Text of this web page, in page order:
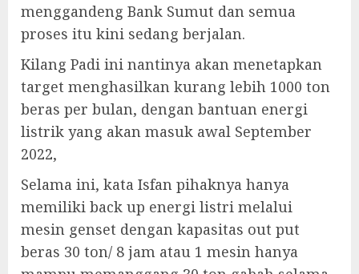
menggandeng Bank Sumut dan semua
proses itu kini sedang berjalan.
Kilang Padi ini nantinya akan menetapkan
target menghasilkan kurang lebih 1000 ton
beras per bulan, dengan bantuan energi
listrik yang akan masuk awal September
2022,
Selama ini, kata Isfan pihaknya hanya
memiliki back up energi listri melalui
mesin genset dengan kapasitas out put
beras 30 ton/ 8 jam atau 1 mesin hanya